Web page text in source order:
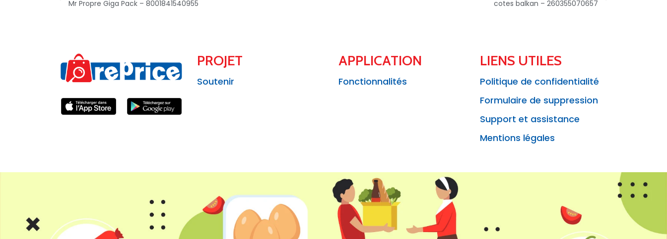
Mr Propre Giga Pack – 8001841540955 cotes balkan – 260355070657
PROJET
Soutenir
APPLICATION
Fonctionnalités
LIENS UTILES
Politique de confidentialité
Formulaire de suppression
Support et assistance
Mentions légales